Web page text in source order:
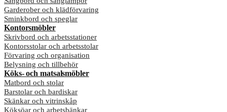
Garderober och klädförvaring
Sminkbord och speglar
Kontorsmöbler
Skrivbord och arbetsstationer
Kontorsstolar och arbetsstolar
Förvaring och organisation
Belysning och tillbehör
Köks- och matsalsmöbler
Matbord och stolar
Barstolar och bardiskar
Skänkar och vitrinskåp
Köksöar och arbetsbänkar